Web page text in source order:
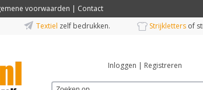
voorwaarden | Contact
Textiel zelf bedrukken. Strijkletters of
Inloggen | Registreren